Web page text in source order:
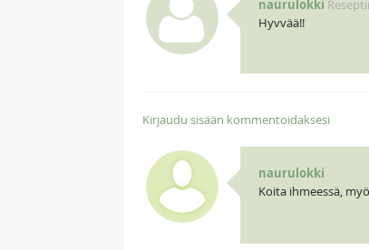
naurulokki
Hyvvää!!
Kirjaudu sisään kommentoidaksesi
naurulokki
Koita ihmeessä,